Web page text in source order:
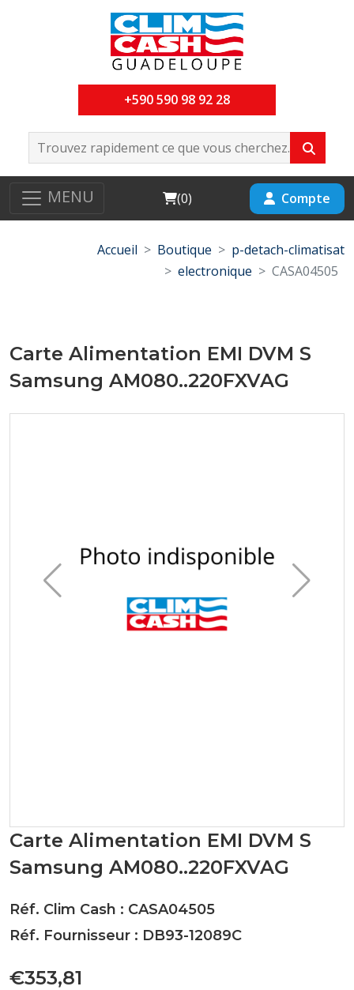
+590 590 98 92 28
MENU Cart
(0) Compte
Accueil Boutique
p-detach-climatisat
electronique
CASA04505
Carte Alimentation EMI DVM S
Samsung AM080..220FXVAG
Carte Alimentation EMI DVM S
Samsung AM080..220FXVAG
Réf. Clim Cash : CASA04505
Réf. Fournisseur : DB93-12089C
€353,81